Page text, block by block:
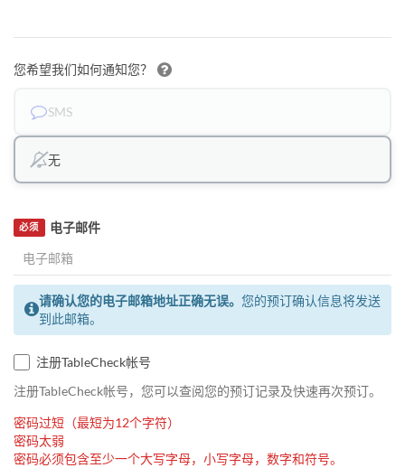
您希望我们如何通知您？
SMS
无
电子邮件
必须
请确认您的电子邮箱地址正确无误。 您的预订确认信息将发送
到此邮箱。
注册TableCheck帐号
注册TableCheck帐号，您可以查阅您的预订记录及快速再次预订。
密码过短（最短为12个字符）
密码太弱
密码必须包含至少一个大写字母，小写字母，数字和符号。